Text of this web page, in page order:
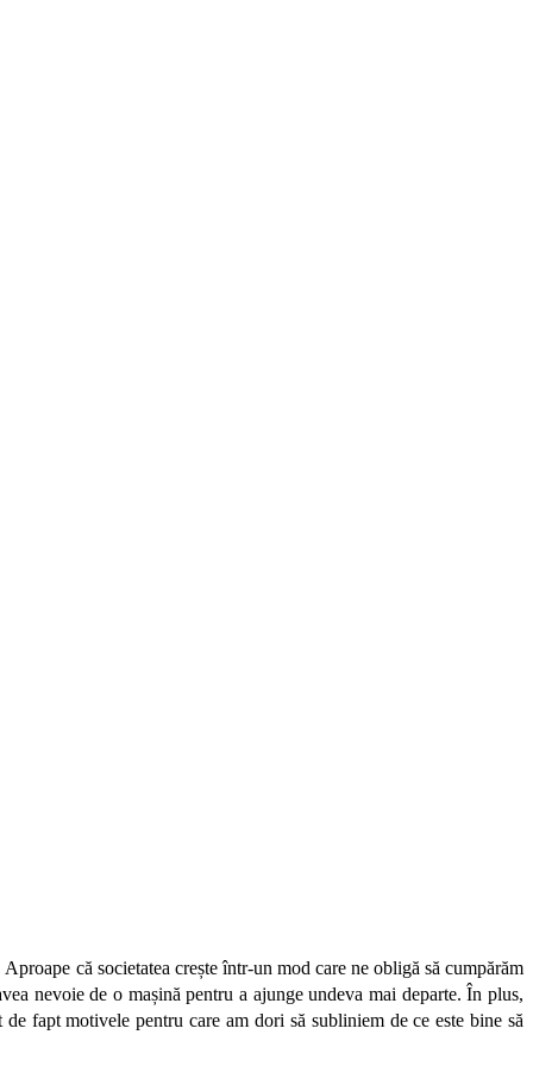
că societatea crește într-un mod care ne obligă să cumpărăm
nevoie de o mașină pentru a ajunge undeva mai departe. În plus,
fapt motivele pentru care am dori să subliniem de ce este bine să